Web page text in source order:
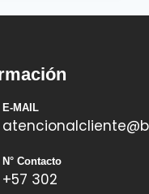
E-MAIL
N° Contacto
+57 302